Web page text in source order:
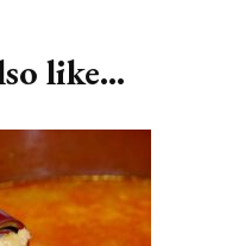
like...